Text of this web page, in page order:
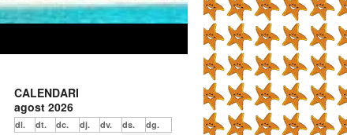
CALENDARI
agost 2026
dl. dt. dc. dj. dv. ds. dg.